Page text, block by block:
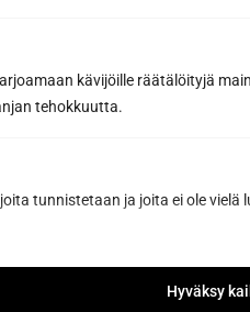
kävijöille räätälöityjä
tehokkuutta.
tunnistetaan ja joita ei ole vielä
Hyväksy
virheet – Suojaa
kosteudelta ja
joilla varmistat kotisi